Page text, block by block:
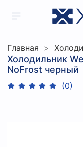
Главная
Холодильник
NoFrost черный
(0)